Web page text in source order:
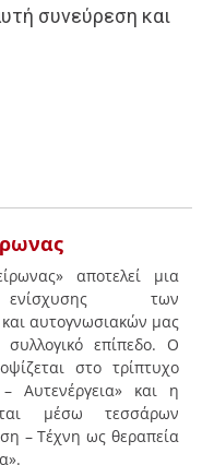
συνεύρεση και
αποτελεί μια
των
αυτογνωσιακών μας
επίπεδο. Ο
στο τρίπτυχο
Αυτενέργεια» και η
μέσω τεσσάρων
– Τέχνη ως θεραπεία